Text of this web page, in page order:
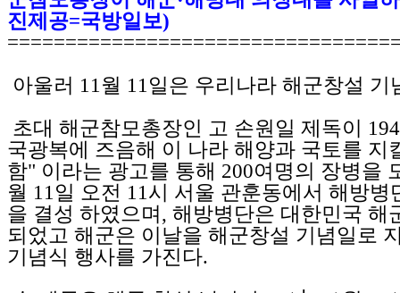
진제공=국방일보)
아울러 11월 11일은 우리나라 해군창설 기
초대 해군참모총장인 고 손원일 제독이
국광복에 즈음해 이 나라 해양과 국토를 지
함" 이라는 광고를 통해 200여명의 장병을
월 11일 오전 11시 서울 관훈동에서 해방병
을 결성 하였으며, 해방병단은 대한민국 해
되었고 해군은 이날을 해군창설 기념일로
기념식 행사를 가진다.